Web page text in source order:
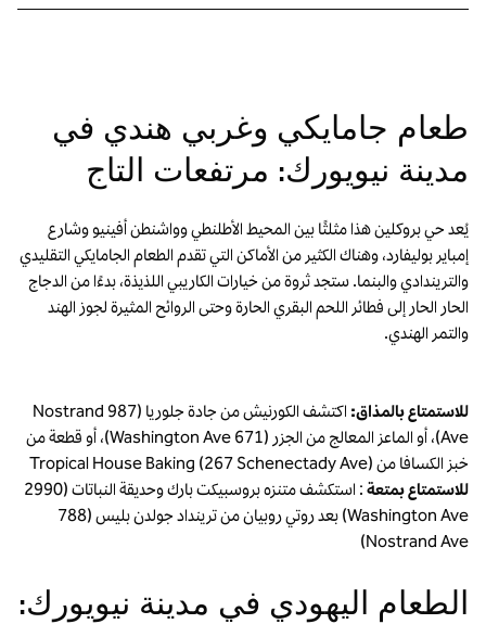
طعام جامايكي وغربي هندي في
مدينة نيويورك: مرتفعات التاج
يُعد حي بروكلين هذا مثلثًا بين المحيط الأطلنطي وواشنطن أفينيو وشارع
إمباير بوليفارد، وهناك الكثير من الأماكن التي تقدم الطعام الجامايكي التقليدي
والتريندادي والبنما. ستجد ثروة من خيارات الكاريبي اللذيذة، بدءًا من الدجاج
الحار الحار إلى فطائر اللحم البقري الحارة وحتى الروائح المثيرة لجوز الهند
والتمر الهندي.
للاستمتاع بالمذاق:
اكتشف الكورنيش من جادة جلوريا (987 Nostrand
Ave)، أو الماعز المعالج من الجزر (671 Washington Ave)، أو قطعة من
خبز الكسافا من Tropical House Baking (267 Schenectady Ave)
للاستمتاع بمتعة
: استكشف متنزه بروسبيكت بارك وحديقة النباتات (2990
Washington Ave) بعد روتي روبيان من ترينداد جولدن بليس (788
Nostrand Ave)
الطعام اليهودي في مدينة نيويورك: